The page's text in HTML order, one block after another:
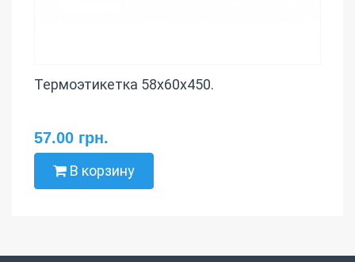
Термоэтикетка 58х60х450.
57.00 грн.
В корзину